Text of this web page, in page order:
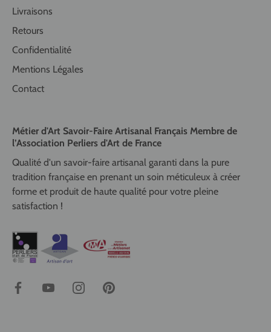
Livraisons
Retours
Confidentialité
Mentions Légales
Contact
Métier d'Art Savoir-Faire Artisanal Français Membre de
l’Association Perliers d'Art de France
Qualité d'un savoir-faire artisanal garanti dans la pure
tradition française en prenant un soin méticuleux à créer
forme et produit de haute qualité pour votre pleine
satisfaction !